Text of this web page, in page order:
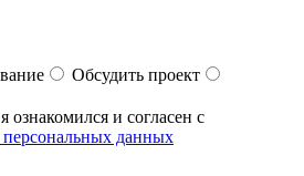
Обсудить проект
ознакомился и согласен с
данных